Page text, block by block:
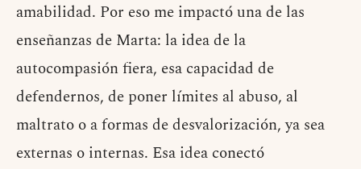
amabilidad. Por eso me impactó una de las
enseñanzas de Marta: la idea de la
autocompasión fiera, esa capacidad de
defendernos, de poner límites al abuso, al
maltrato o a formas de desvalorización, ya sea
externas o internas. Esa idea conectó